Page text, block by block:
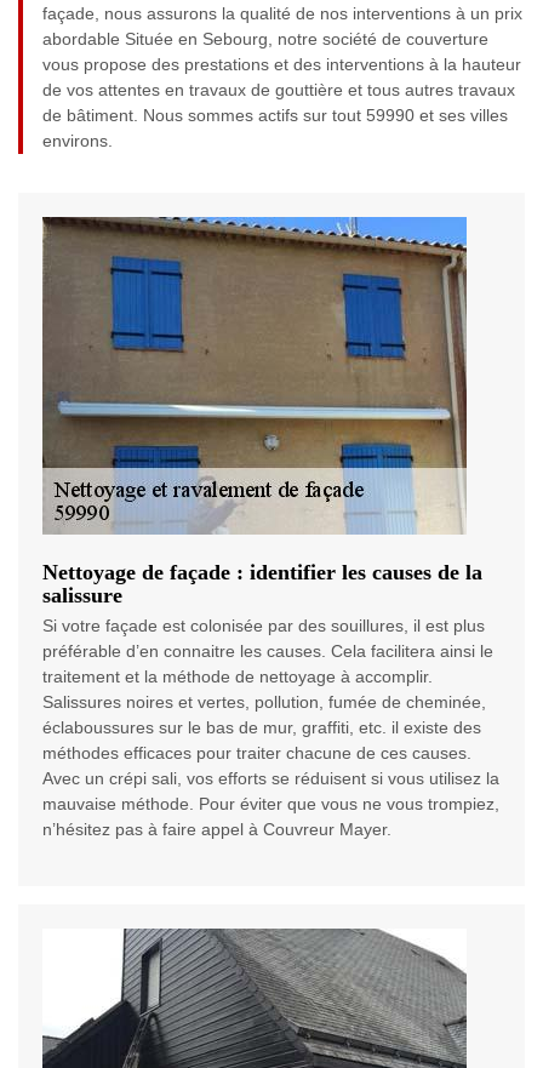
façade, nous assurons la qualité de nos interventions à un prix
abordable Située en Sebourg, notre société de couverture
vous propose des prestations et des interventions à la hauteur
de vos attentes en travaux de gouttière et tous autres travaux
de bâtiment. Nous sommes actifs sur tout 59990 et ses villes
environs.
Nettoyage de façade : identifier les causes de la
salissure
Si votre façade est colonisée par des souillures, il est plus
préférable d’en connaitre les causes. Cela facilitera ainsi le
traitement et la méthode de nettoyage à accomplir.
Salissures noires et vertes, pollution, fumée de cheminée,
éclaboussures sur le bas de mur, graffiti, etc. il existe des
méthodes efficaces pour traiter chacune de ces causes.
Avec un crépi sali, vos efforts se réduisent si vous utilisez la
mauvaise méthode. Pour éviter que vous ne vous trompiez,
n’hésitez pas à faire appel à Couvreur Mayer.